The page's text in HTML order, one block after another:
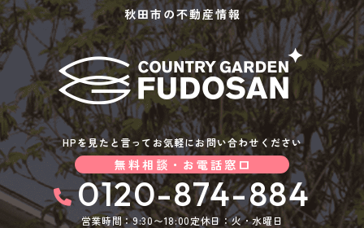
秋田市の不動産情報
HPを見たと言ってお気軽にお問い合わせください
無料相談・お電話窓口
0120-874-884
営業時間：9:30〜18:00定休日：火・水曜日